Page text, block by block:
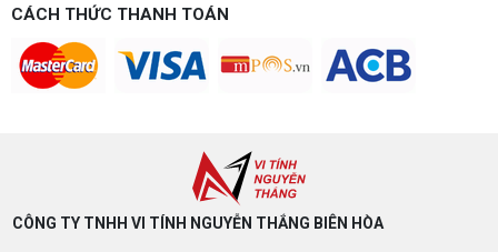
CÁCH THỨC THANH TOÁN
CÔNG TY TNHH VI TÍNH NGUYỄN THẮNG BIÊN HÒA​